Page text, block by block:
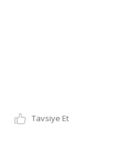
Tavsiye Et